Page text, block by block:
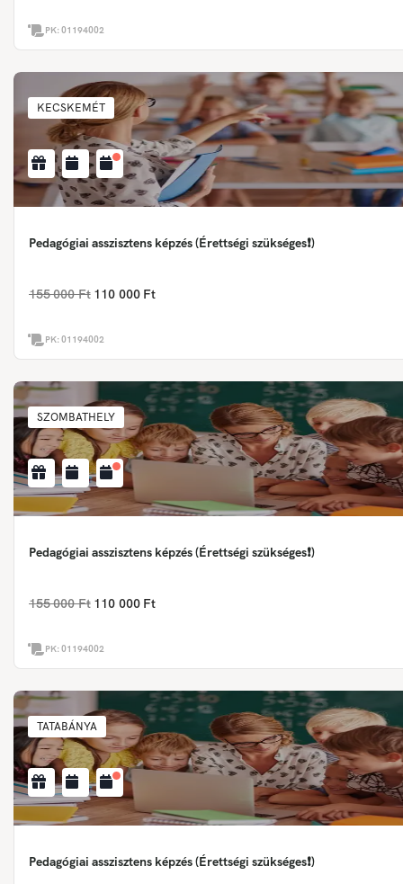
PK:01194002
KECSKEMÉT
Pedagógiai asszisztens képzés (Érettségi szükséges❗)
155 000 Ft 110 000 Ft
PK:01194002
SZOMBATHELY
Pedagógiai asszisztens képzés (Érettségi szükséges❗)
155 000 Ft 110 000 Ft
PK:01194002
TATABÁNYA
Pedagógiai asszisztens képzés (Érettségi szükséges❗)